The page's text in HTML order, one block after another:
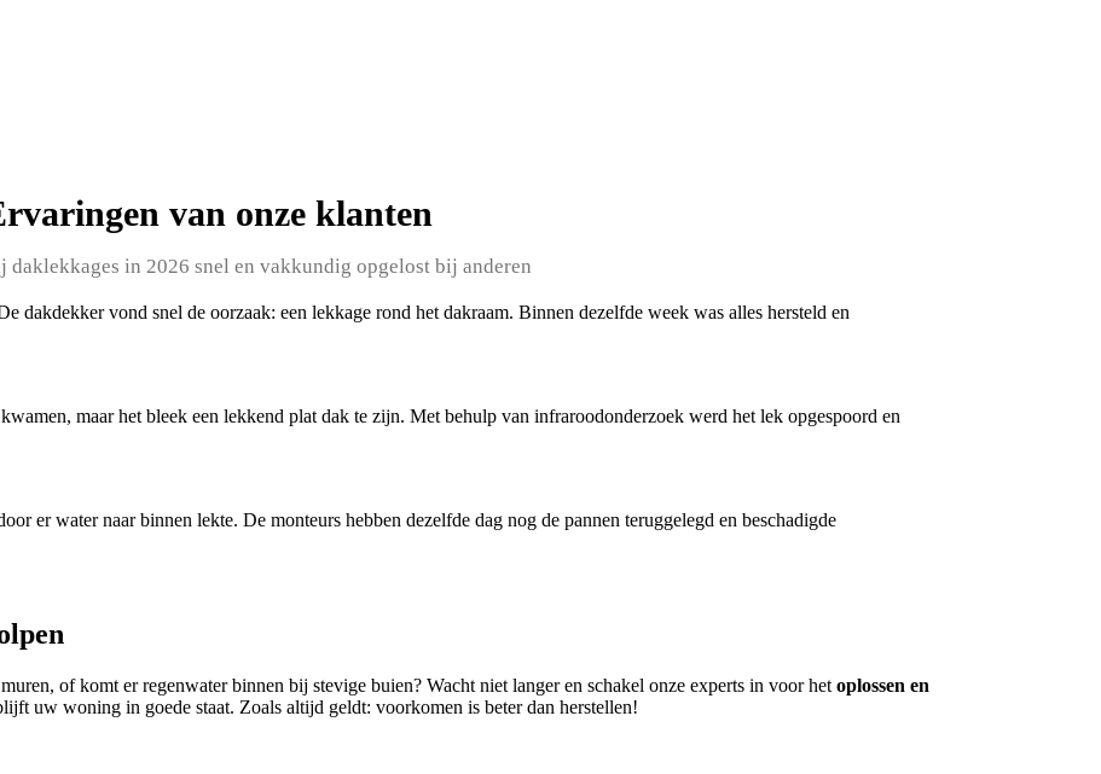
van onze klanten
daklekkages in 2026 snel en vakkundig opgelost bij anderen
dakdekker vond snel de oorzaak: een lekkage rond het dakraam. Binnen dezelfde week was alles hersteld en
maar het bleek een lekkend plat dak te zijn. Met behulp van infraroodonderzoek werd het lek opgespoord en
er water naar binnen lekte. De monteurs hebben dezelfde dag nog de pannen teruggelegd en beschadigde
of komt er regenwater binnen bij stevige buien? Wacht niet langer en schakel onze experts in voor hetoplossen en
uw woning in goede staat. Zoals altijd geldt: voorkomen is beter dan herstellen!